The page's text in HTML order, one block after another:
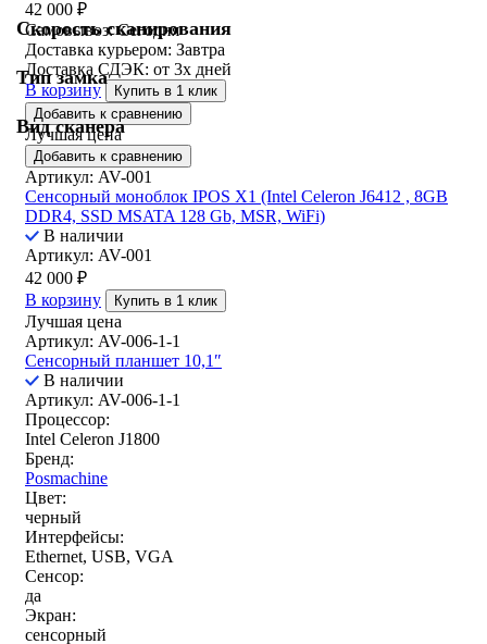
Скорость сканирования
Тип замка
Вид сканера
42 000 ₽
Самовывоз:Сегодня
Доставка курьером: Завтра
Доставка СДЭК: от 3х дней
В корзину
Купить в 1 клик
Добавить к сравнению
Лучшая цена
Добавить к сравнению
Артикул: AV-001
Сенсорный моноблок IPOS X1 (Intel Celeron J6412 , 8GB
DDR4, SSD MSATA 128 Gb, MSR, WiFi)
В наличии
Артикул: AV-001
42 000 ₽
В корзину
Купить в 1 клик
Лучшая цена
Артикул: AV-006-1-1
Сенсорный планшет 10,1″
В наличии
Артикул: AV-006-1-1
Процессор:
Intel Celeron J1800
Бренд:
Posmachine
Цвет:
черный
Интерфейсы:
Ethernet, USB, VGA
Сенсор:
да
Экран:
сенсорный